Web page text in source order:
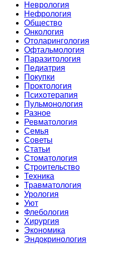
Неврология
Нефрология
Общество
Онкология
Отоларингология
Офтальмология
Паразитология
Педиатрия
Покупки
Проктология
Психотерапия
Пульмонология
Разное
Ревматология
Семья
Советы
Статьи
Стоматология
Строительство
Техника
Травматология
Урология
Уют
Флебология
Хирургия
Экономика
Эндокринология